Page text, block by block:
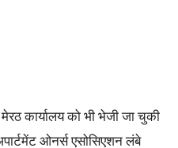
कार्यालय को भी भेजी जा चुकी
ओनर्स एसोसिएशन लंबे